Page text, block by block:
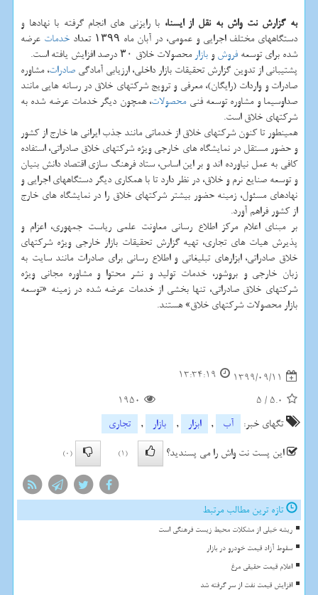
به گزارش نت واش به نقل از ایسنا، با رایزنی های انجام گرفته با نهادها و
دستگاههای مختلف اجرایی و عمومی، در آبان ماه ۱۳۹۹ تعداد
خدمات عرضه
شده برای توسعه فروشو بازارمحصولات خلاق ۳۰ درصد افزایش یافته است.
پشتیبانی از تدوین گزارش تحقیقات بازار داخلی، ارزیابی آمادگی صادرات، مشاوره
صادرات و واردات (رایگان)، معرفی و ترویج شرکتهای خلاق در رسانه هایی مانند
صداوسیما و مشاوره توسعه فنیمحصولات، همچون دیگر خدمات عرضه شده به
شرکتهای خلاق است.
همینطور تا کنون شرکتهای خلاق از خدماتی مانند جذب ایرانی ها خارج از کشور
و حضور مستقل در نمایشگاه های خارجی ویژه شرکتهای خلاق صادراتی، استفاده
کافی به عمل نیاورده اند و بر این اساس، ستاد فرهنگ سازی اقتصاد دانش بنیان
و توسعه صنایع نرم و خلاق، در نظر دارد تا با همکاری دیگر دستگاههای اجرایی و
نهادهای مسئول، زمینه حضور بیشتر شرکتهای خلاق را در نمایشگاه های خارج
از کشور فراهم آورد.
بر مبنای اعلام مرکز اطلاع رسانی معاونت علمی ریاست جمهوری، اعزام و
پذیرش هیات های تجاری، تهیه گزارش تحقیقات بازار خارجی ویژه شرکتهای
خلاق صادراتی، ابزارهای تبلیغاتی و اطلاع رسانی برای صادرات مانند سایت به
زبان خارجی و بروشور، خدمات تولید و نشر محتوا و مشاوره مجانی ویژه
شرکتهای خلاق صادراتی، تنها بخشی از خدمات عرضه شده در زمینه «توسعه
بازار محصولات شرکتهای خلاق» هستند.
1399/09/11
13:34:19
5.0
/
5
1950
تگهای خبر:
آب , ابزار , بازار ,
تجاری
این پست نت واش را می پسندید؟
(1)
(0)
تازه ترین مطالب مرتبط
ریشه خیلی از مشکلات محیط زیست فرهنگی است
سقوط آزاد قیمت خودرو در بازار
اعلام قیمت حقیقی مرغ
افزایش قیمت نفت از سر گرفته شد